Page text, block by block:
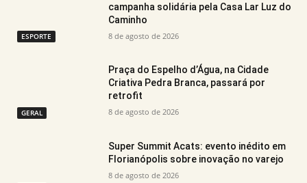
ESPORTE
campanha solidária pela Casa Lar Luz do
Caminho
8 de agosto de 2026
GERAL
Praça do Espelho d’Água, na Cidade
Criativa Pedra Branca, passará por
retrofit
8 de agosto de 2026
Super Summit Acats: evento inédito em
Florianópolis sobre inovação no varejo
8 de agosto de 2026